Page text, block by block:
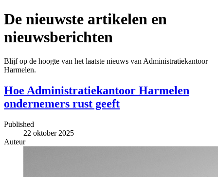
De nieuwste artikelen en
nieuwsberichten
Blijf op de hoogte van het laatste nieuws van Administratiekantoor
Harmelen.
Hoe Administratiekantoor Harmelen
ondernemers rust geeft
Published
22 oktober 2025
Auteur